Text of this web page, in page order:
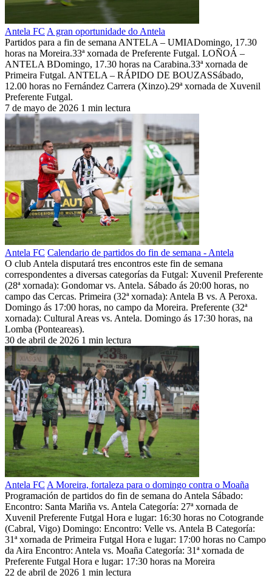
Antela FC A gran oportunidade do Antela
Partidos para a fin de semana ANTELA – UMIADomingo, 17.30
horas na Moreira.33ª xornada de Preferente Futgal. LOÑOÁ –
ANTELA BDomingo, 17.30 horas na Carabina.33ª xornada de
Primeira Futgal. ANTELA – RÁPIDO DE BOUZASSábado,
12.00 horas no Fernández Carrera (Xinzo).29ª xornada de Xuvenil
Preferente Futgal.
7 de mayo de 2026 1 min lectura
Antela FC Calendario de partidos do fin de semana - Antela
O club Antela disputará tres encontros este fin de semana
correspondentes a diversas categorías da Futgal: Xuvenil Preferente
(28ª xornada): Gondomar vs. Antela. Sábado ás 20:00 horas, no
campo das Cercas. Primeira (32ª xornada): Antela B vs. A Peroxa.
Domingo ás 17:00 horas, no campo da Moreira. Preferente (32ª
xornada): Cultural Areas vs. Antela. Domingo ás 17:30 horas, na
Lomba (Ponteareas).
30 de abril de 2026 1 min lectura
Antela FC A Moreira, fortaleza para o domingo contra o Moaña
Programación de partidos do fin de semana do Antela Sábado:
Encontro: Santa Mariña vs. Antela Categoría: 27ª xornada de
Xuvenil Preferente Futgal Hora e lugar: 16:30 horas no Cotogrande
(Cabral, Vigo) Domingo: Encontro: Velle vs. Antela B Categoría:
31ª xornada de Primeira Futgal Hora e lugar: 17:00 horas no Campo
da Aira Encontro: Antela vs. Moaña Categoría: 31ª xornada de
Preferente Futgal Hora e lugar: 17:30 horas na Moreira
22 de abril de 2026 1 min lectura